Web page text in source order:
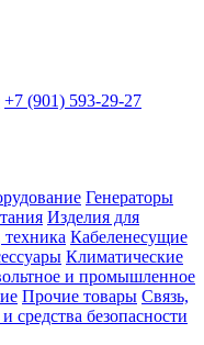
+7 (901) 593-29-27
Генераторы
Изделия для
Кабеленесущие
Климатические
и промышленное
Прочие товары Связь,
средства безопасности